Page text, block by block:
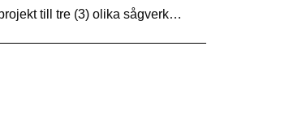
till tre (3) olika sågverk…